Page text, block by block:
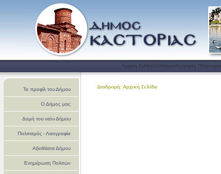
Αρχική ΣελίδαΣύνδεσμοιΧρήσιμες
Το προφίλ του Δήμου
Ο Δήμος μας
Δομή του νεόυ Δήμου
Πολιτισμός - Λαογραφία
Αξιοθέατα Δήμου
Ενημέρωση Πολιτών
Διαδρομή: Αρχική Σελίδα